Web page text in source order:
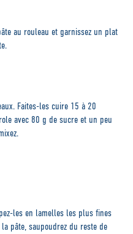
au rouleau et garnissez un plat
Faites-les cuire 15 à 20
avec 80 g de sucre et un peu
les en lamelles les plus fines
pâte, saupoudrez du reste de